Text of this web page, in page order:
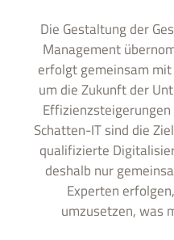
Die Gestaltung der
Management
erfolgt gemeinsam
um die Zukunft der
Schatten-IT sind die
qualifizierte
deshalb nur
Experten
umzusetzen, was